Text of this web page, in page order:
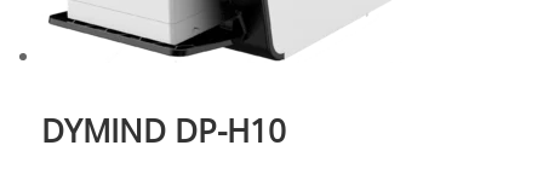
DYMIND DP-H10